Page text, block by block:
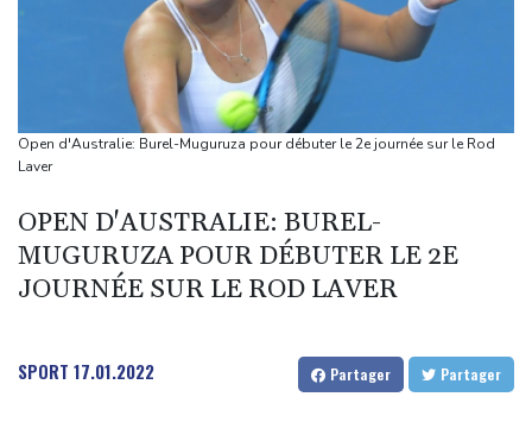
Euro de natation: Sjöström, de retour de maternité, continue à 32
ans de défier le temps
Après cinq mois de guerre, des Iraniens forcés à des sacrifices
Une photojournaliste de l'AFP blessée par Israël honorée lors
Guatemala: fin de l'éruption du volcan de Fuego, les évacués
rentrent chez eux
Le Rhin s'assèche, l'industrie allemande en quête de solutions
Open d'Australie: Burel-Muguruza pour débuter le 2e journée sur le Rod
Laver
OPEN D'AUSTRALIE: BUREL-
MUGURUZA POUR DÉBUTER LE 2E
JOURNÉE SUR LE ROD LAVER
SPORT 17.01.2022 Partager Partager